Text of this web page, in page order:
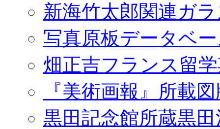
新海竹太郎関連ガ
写真原板データベ
畑正吉フランス留
『美術画報』所載
黒田記念館所蔵黒